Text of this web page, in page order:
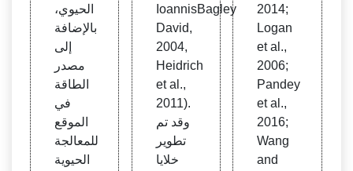
الحيوي،
بالإضافة
إلى
مصدر
الطاقة
في
الموقع
للمعالجة
الحيوية
IoannisBagley
David,
2004,
Heidrich
et al.,
2011).
وقد تم
تطوير
خلايا
2014;
Logan
et al.,
2006;
Pandey
et al.,
2016;
Wang
and